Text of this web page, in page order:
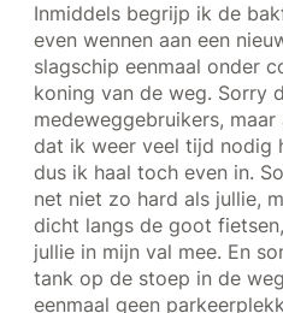
Inmiddels begrijp ik de
even wennen aan een
slagschip eenmaal onder
koning van de weg. Sorry
medeweggebruikers,
dat ik weer veel tijd nodig
dus ik haal toch even in.
net niet zo hard als jullie,
dicht langs de goot
jullie in mijn val mee. En
tank op de stoep in de
eenmaal geen